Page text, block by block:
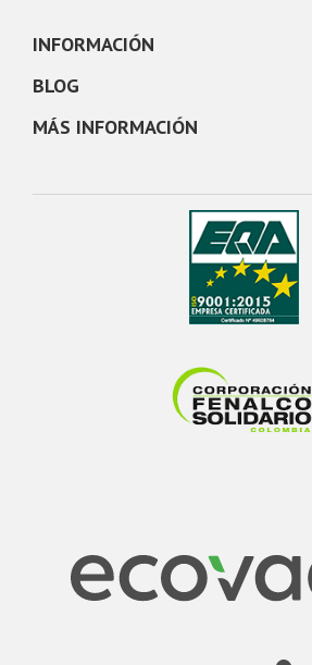
INFORMACIÓN
BLOG
MÁS INFORMACIÓN